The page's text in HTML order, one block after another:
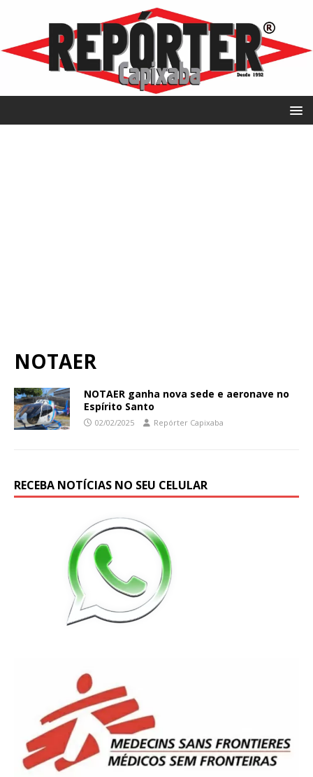
NOTAER
NOTAER ganha nova sede e aeronave no
Espírito Santo
02/02/2025 Repórter Capixaba
RECEBA NOTÍCIAS NO SEU CELULAR